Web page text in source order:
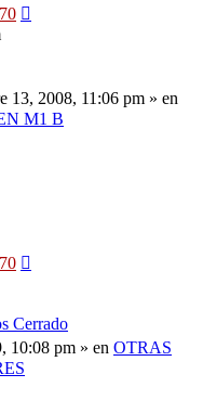
13, 2008, 11:06 pm » en
M1 B
Cerrado
10:08 pm » en OTRAS